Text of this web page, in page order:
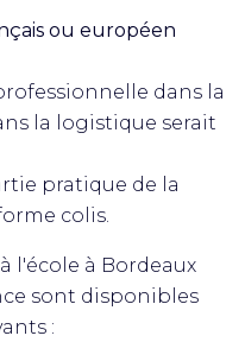
ou européen
dans la
la logistique serait
pratique de la
colis.
l'école à Bordeaux
sont disponibles
: